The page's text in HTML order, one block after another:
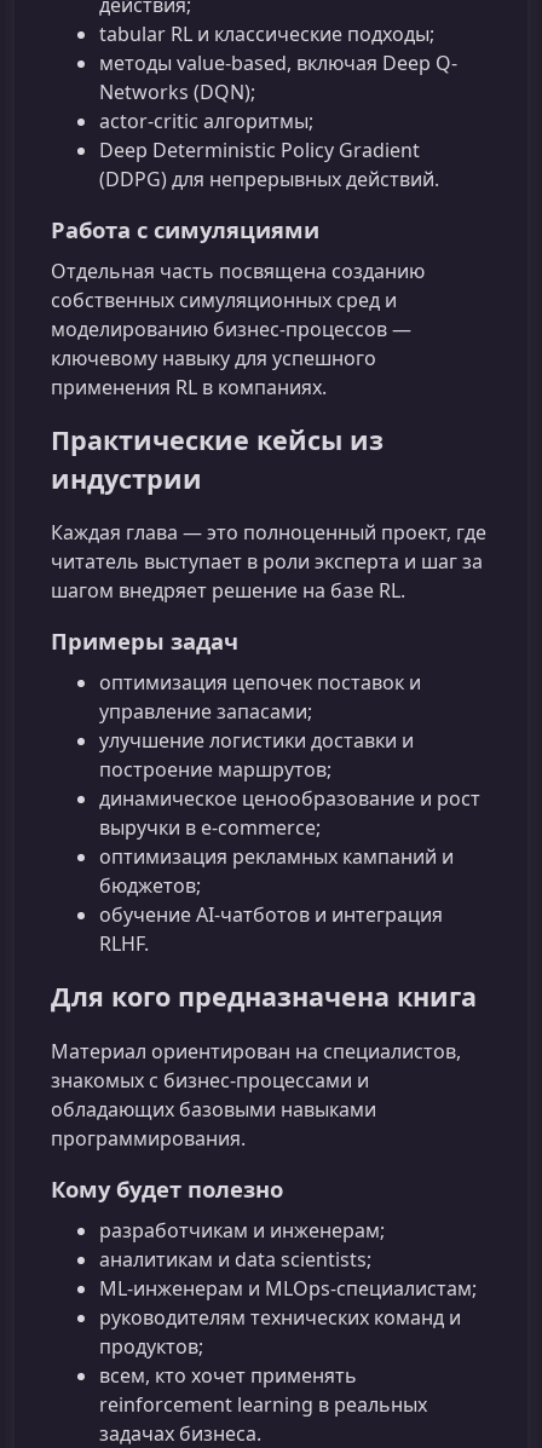
tabular RL и классические подходы;
методы value-based, включая Deep Q-
Networks (DQN);
actor-critic алгоритмы;
Deep Deterministic Policy Gradient
(DDPG) для непрерывных действий.
Работа с симуляциями
Отдельная часть посвящена созданию
собственных симуляционных сред и
моделированию бизнес-процессов —
ключевому навыку для успешного
применения RL в компаниях.
Практические кейсы из
индустрии
Каждая глава — это полноценный проект, где
читатель выступает в роли эксперта и шаг за
шагом внедряет решение на базе RL.
Примеры задач
оптимизация цепочек поставок и
управление запасами;
улучшение логистики доставки и
построение маршрутов;
динамическое ценообразование и рост
выручки в e-commerce;
оптимизация рекламных кампаний и
бюджетов;
обучение AI-чатботов и интеграция
RLHF.
Для кого предназначена книга
Материал ориентирован на специалистов,
знакомых с бизнес-процессами и
обладающих базовыми навыками
программирования.
Кому будет полезно
разработчикам и инженерам;
аналитикам и data scientists;
ML-инженерам и MLOps-специалистам;
руководителям технических команд и
продуктов;
всем, кто хочет применять
reinforcement learning в реальных
задачах бизнеса.